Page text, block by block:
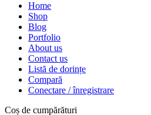
Home
Shop
Blog
Portfolio
About us
Contact us
Listă de dorințe
Compară
Conectare / înregistrare
Coș de cumpărături